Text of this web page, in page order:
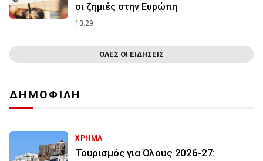
οι ζημιές στην Ευρώπη
10:29
ΟΛΕΣ ΟΙ ΕΙΔΗΣΕΙΣ
ΔΗΜΟΦΙΛΗ
ΧΡΗΜΑ
Τουρισμός για Όλους 2026-27: